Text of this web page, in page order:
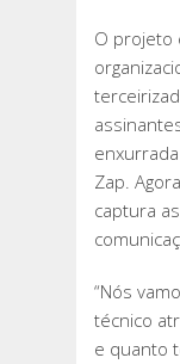
O projeto
Zap.
captura
“Nós
técnico
e quanto